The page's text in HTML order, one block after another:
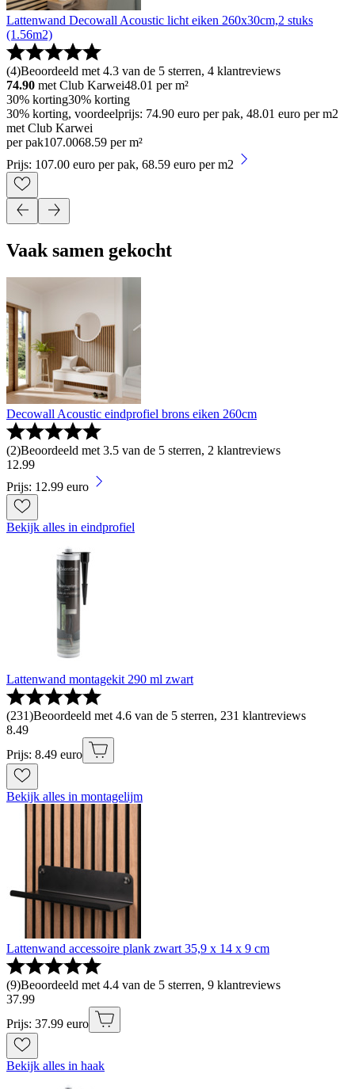
Lattenwand Decowall Acoustic licht eiken 260x30cm,2 stuks
(1.56m2)
(4)Beoordeeld met 4.3 van de 5 sterren, 4 klantreviews
74.90 met Club Karwei48.01 per m²
30% korting30% korting
30% korting, voordeelprijs: 74.90 euro per pak, 48.01 euro per m2
met Club Karwei
per pak107.0068.59 per m²
Prijs: 107.00 euro per pak, 68.59 euro per m2
Vaak samen gekocht
Decowall Acoustic eindprofiel brons eiken 260cm
(2)Beoordeeld met 3.5 van de 5 sterren, 2 klantreviews
12.99
Prijs: 12.99 euro
Bekijk alles in eindprofiel
Lattenwand montagekit 290 ml zwart
(231)Beoordeeld met 4.6 van de 5 sterren, 231 klantreviews
8.49
Prijs: 8.49 euro
Bekijk alles in montagelijm
Lattenwand accessoire plank zwart 35,9 x 14 x 9 cm
(9)Beoordeeld met 4.4 van de 5 sterren, 9 klantreviews
37.99
Prijs: 37.99 euro
Bekijk alles in haak